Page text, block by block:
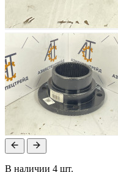
В наличии 4 шт.